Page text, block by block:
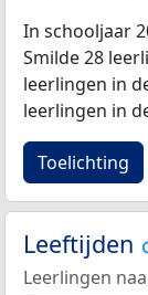
In schooljaar
Smilde 28
leerlingen in
leerlingen in
Toelichting
Leeftijden
Leerlingen